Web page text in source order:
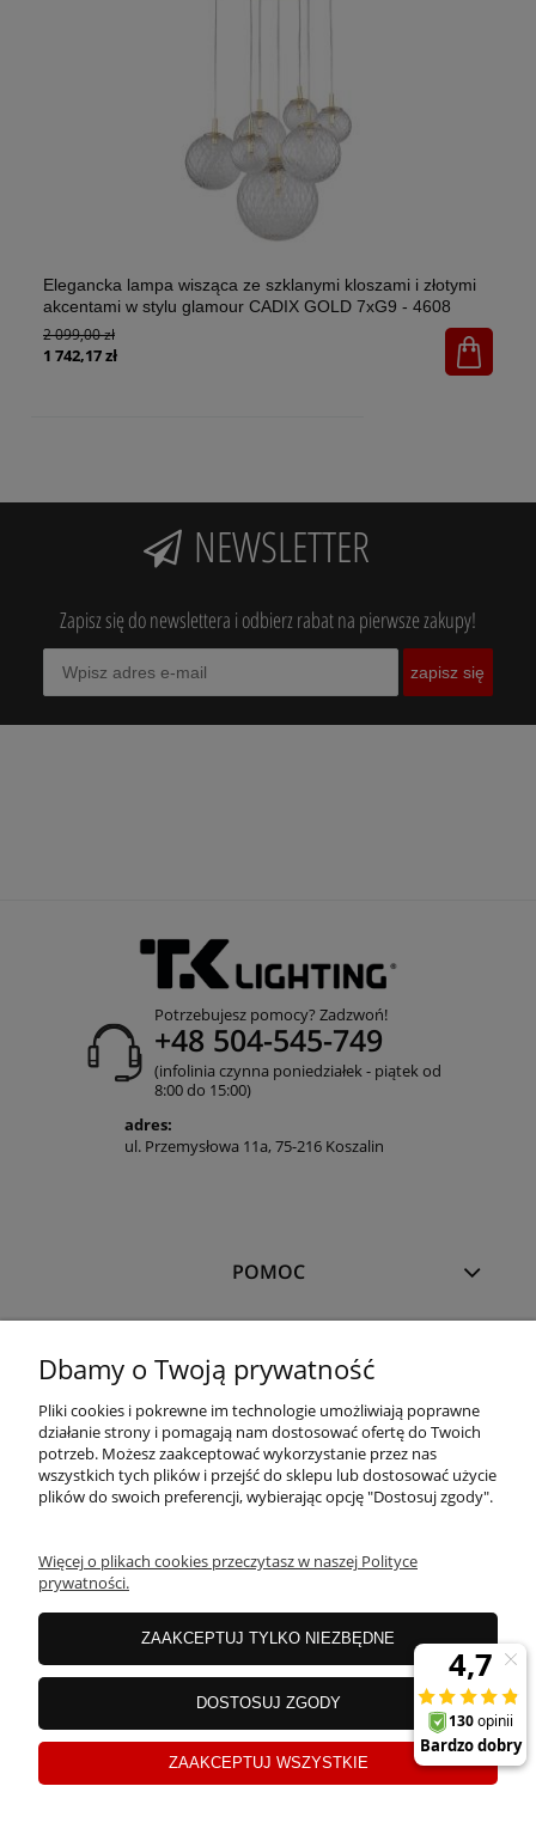
Elegancka lampa wisząca ze szklanymi kloszami i złotymi
akcentami w stylu glamour CADIX GOLD 7xG9 - 4608
2 099,00 zł
1 742,17 zł
NEWSLETTER
Zapisz się do newslettera i odbierz rabat na pierwsze zakupy!
zapisz się
Potrzebujesz pomocy? Zadzwoń!
+48 504-545-749
(infolinia czynna poniedziałek - piątek od
8:00 do 15:00)
adres:
ul. Przemysłowa 11a, 75-216 Koszalin
POMOC
PŁATNOŚCI I DOSTAWA
OFERTA
| ul. Przemysłowa 11a, Koszalin 75-216, woj.
zachodniopomorskie | NIP: 6690500343 REGON: 008201011 | E-mail:
sklep@tklighting.plTel.:504545749
Dbamy o Twoją prywatność
Pliki cookies i pokrewne im technologie umożliwiają poprawne
działanie strony i pomagają nam dostosować ofertę do Twoich
potrzeb. Możesz zaakceptować wykorzystanie przez nas
wszystkich tych plików i przejść do sklepu lub dostosować użycie
plików do swoich preferencji, wybierając opcję "Dostosuj zgody".
Więcej o plikach cookies przeczytasz w naszej Polityce
prywatności.
ZAAKCEPTUJ TYLKO NIEZBĘDNE
DOSTOSUJ ZGODY
ZAAKCEPTUJ WSZYSTKIE